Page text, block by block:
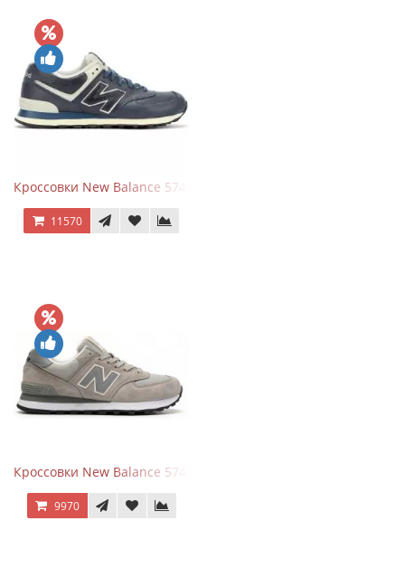
Кроссовки New Balance 574 Classic Blue White Leather
11570
Кроссовки New Balance 574 Silver Summer Fog
9970